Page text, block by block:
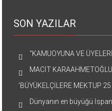
SON YAZILAR
“KAMUOYUNA VE
MACİT
’BÜYÜKELÇİLERE MEKTUP
Dünyanın en büyüğü